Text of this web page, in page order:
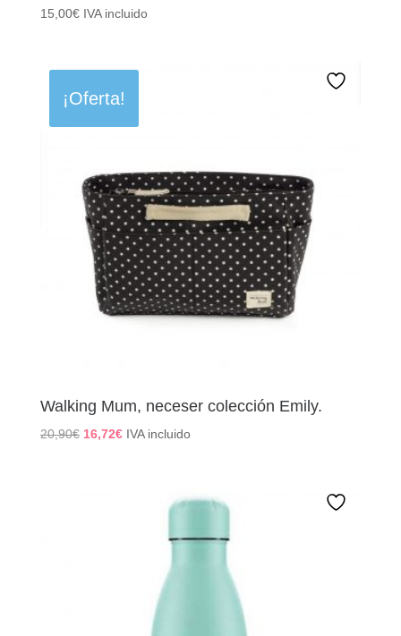
15,00€ IVA incluido
¡Oferta!
Walking Mum, neceser colección Emily.
20,90€ El
16,72€ElIVA incluido